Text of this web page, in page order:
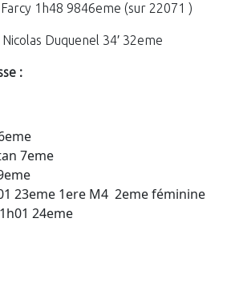
Farcy 1h48 9846eme (sur 22071 )
Nicolas Duquenel 34′ 32eme
:
7eme
23eme 1ere M4 2eme féminine
24eme